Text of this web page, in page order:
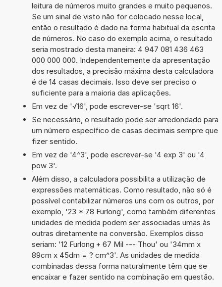
leitura de números muito grandes e muito pequenos.
Se um sinal de visto não for colocado nesse local,
então o resultado é dado na forma habitual da escrita
de números. No caso do exemplo acima, o resultado
seria mostrado desta maneira: 4 947 081 436 463
000 000 000. Independentemente da apresentação
dos resultados, a precisão máxima desta calculadora
é de 14 casas decimais. Isso deve ser preciso o
suficiente para a maioria das aplicações.
Em vez de '√16', pode escrever-se 'sqrt 16'.
Se necessário, o resultado pode ser arredondado para
um número específico de casas decimais sempre que
fizer sentido.
Em vez de '4^3', pode escrever-se '4 exp 3' ou '4
pow 3'.
Além disso, a calculadora possibilita a utilização de
expressões matemáticas. Como resultado, não só é
possível contabilizar números uns com os outros, por
exemplo, '23 * 78 Furlong', como também diferentes
unidades de medida podem ser associadas umas às
outras diretamente na conversão. Exemplos disso
seriam: '12 Furlong + 67 Mil --- Thou' ou '34mm x
89cm x 45dm = ? cm^3'. As unidades de medida
combinadas dessa forma naturalmente têm que se
encaixar e fazer sentido na combinação em questão.